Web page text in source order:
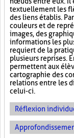
textuellement les
des liens établis.
couleurs et de
images, des
informations les
requiert de la
plusieurs reprises.
permettent aux
cartographie des
relations entre les
celui-ci.
Réflexion